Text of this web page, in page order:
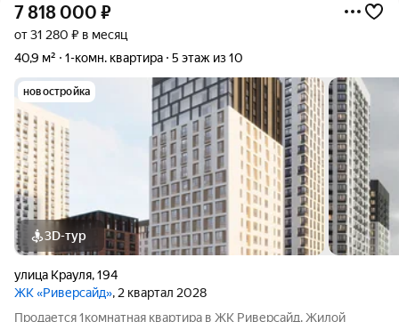
7 818 000 ₽
от 31 280 ₽ в месяц
40,9 м²
1-комн. квартира 5 этаж из 10
новостройка
3D-тур
улица Крауля,194
ЖК «Риверсайд», 2 квартал 2028
Продается 1комнатная квартира в ЖК Риверсайд. Жилой